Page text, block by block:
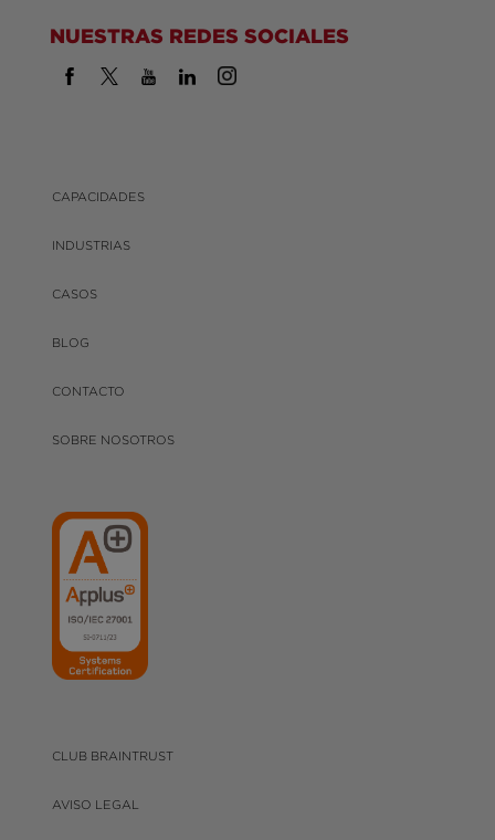
NUESTRAS REDES SOCIALES
CAPACIDADES
INDUSTRIAS
CASOS
BLOG
CONTACTO
SOBRE NOSOTROS
CLUB BRAINTRUST
AVISO LEGAL